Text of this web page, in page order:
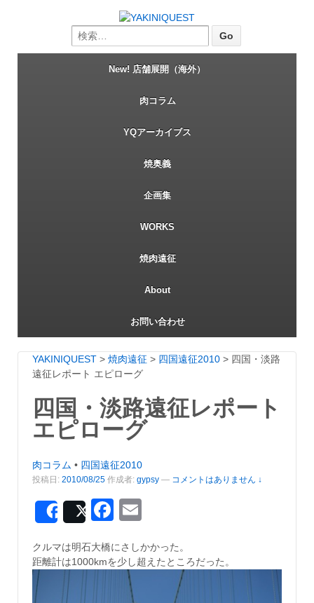
Search for:
New! 店舗展開（海外）
肉コラム
YQアーカイブス
焼奥義
企画集
WORKS
焼肉遠征
About
お問い合わせ
YAKINIQUEST > 焼肉遠征 > 四国遠征2010 > 四国・淡路
遠征レポート エピローグ
四国・淡路遠征レポート
エピローグ
肉コラム • 四国遠征2010
投稿日: 2010/08/25 作成者: gypsy — コメントはありません ↓
SharePostFacebook
クルマは明石大橋にさしかかった。
距離計は1000kmを少し超えたところだった。